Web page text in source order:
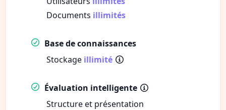
Documents illimités
Base de connaissances
Stockage illimité
Évaluation intelligente
Structure et présentation